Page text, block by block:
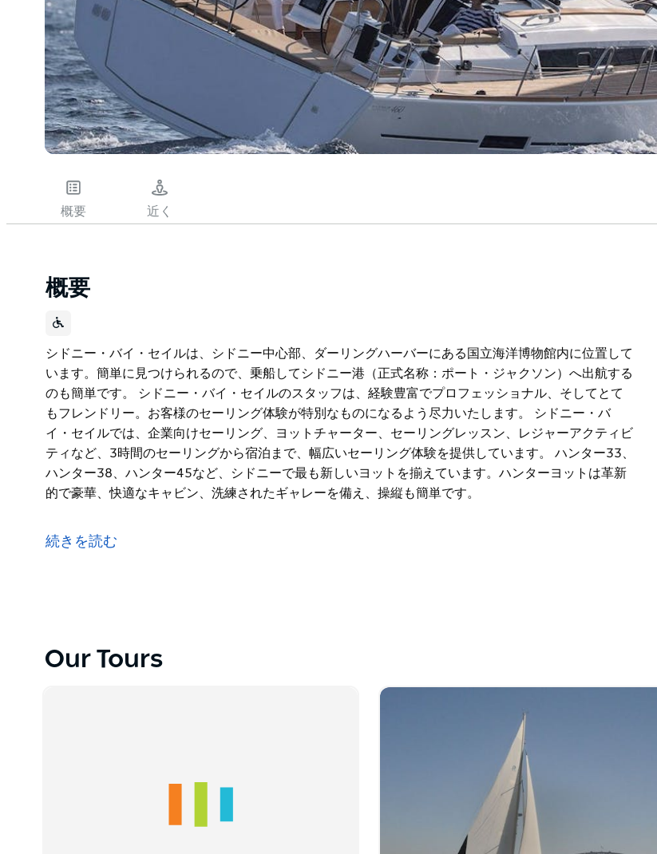
概要 近く
概要
シドニー・バイ・セイルは、シドニー中心部、ダーリングハーバーにある国立海洋博物館内に位置して
います。簡単に見つけられるので、乗船してシドニー港（正式名称：ポート・ジャクソン）へ出航する
のも簡単です。 シドニー・バイ・セイルのスタッフは、経験豊富でプロフェッショナル、そしてとて
もフレンドリー。お客様のセーリング体験が特別なものになるよう尽力いたします。 シドニー・バ
イ・セイルでは、企業向けセーリング、ヨットチャーター、セーリングレッスン、レジャーアクティビ
ティなど、3時間のセーリングから宿泊まで、幅広いセーリング体験を提供しています。 ハンター33、
ハンター38、ハンター45など、シドニーで最も新しいヨットを揃えています。ハンターヨットは革新
的で豪華、快適なキャビン、洗練されたギャレーを備え、操縦も簡単です。
います。簡単に見つけられるので、乗船してシドニー港（正式名称：ポート・ジャクソン）へ出航する
のも簡単です。
ーアクティビティなど、3時間のセーリングから宿泊まで、幅広いセーリング体験を提供しています。
ヨットは革新的で豪華、快適なキャビン、洗練されたギャレーを備え、操縦も簡単です。
続きを読む
Our Tours